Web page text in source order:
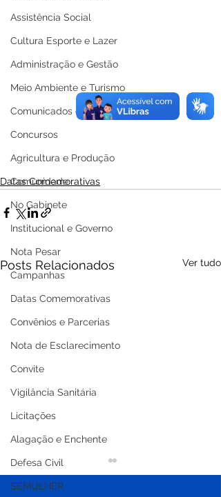
Assistência Social
Cultura Esporte e Lazer
Administração e Gestão
Meio Ambiente e Turismo
Comunicados e Avisos
Concursos
Agricultura e Produção
Comunidade
No Gabinete
Institucional e Governo
Nota Pesar
Campanhas
Datas Comemorativas
Convênios e Parcerias
Nota de Esclarecimento
Convite
Vigilância Sanitária
Licitações
Alagação e Enchente
Defesa Civil
SEMULHER
Datas Comemorativas
Posts Relacionados Ver tudo